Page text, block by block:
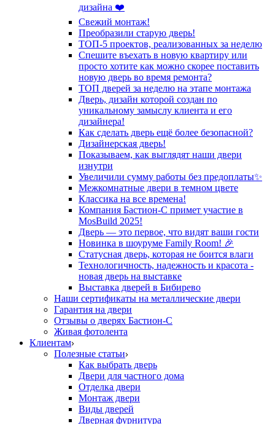
дизайна ❤️
Свежий монтаж!
Преобразили старую дверь!
ТОП-5 проектов, реализованных за неделю
Спешите въехать в новую квартиру или
просто хотите как можно скорее поставить
новую дверь во время ремонта?
ТОП дверей за неделю на этапе монтажа
Дверь, дизайн которой создан по
уникальному замыслу клиента и его
дизайнера!
Как сделать дверь ещё более безопасной?
Дизайнерская дверь!
Показываем, как выглядят наши двери
изнутри
Увеличили сумму работы без предоплаты✨
Межкомнатные двери в темном цвете
Классика на все времена!
Компания Бастион-С примет участие в
MosBuild 2025!
Дверь — это первое, что видят ваши гости
Новинка в шоуруме Family Room! 🎉
Статусная дверь, которая не боится влаги
Технологичность, надежность и красота -
новая дверь на выставке
Выставка дверей в Бибирево
Наши сертификаты на металлические двери
Гарантия на двери
Отзывы о дверях Бастион-С
Живая фотолента
Клиентам
Полезные статьи
Как выбрать дверь
Двери для частного дома
Отделка двери
Монтаж двери
Виды дверей
Дверная фурнитура